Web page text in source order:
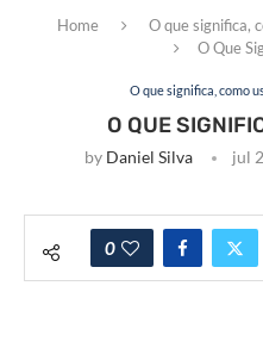
Home
O que significa,
O Que
O que significa, como
O QUE
by Daniel Silva jul
0